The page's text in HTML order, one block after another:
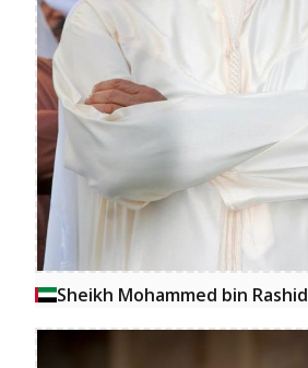
Sheikh Mohammed bin Rashid